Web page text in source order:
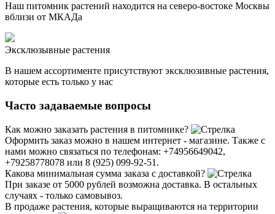
Наш питомник растений находится на северо-востоке Москвы
вблизи от МКАДа
Эксклюзывные растения
В нашем ассортименте присутствуют эксклюзивные растения,
которые есть только у нас
Часто задаваемые вопросы
Как можно заказать растения в питомнике?
Оформить заказ можно в нашем интернет - магазине. Также с
нами можно связаться по телефонам: +74956649042,
+79258778078 или 8 (925) 099-92-51.
Какова минимальная сумма заказа с доставкой?
При заказе от 5000 рублей возможна доставка. В остальных
случаях - только самовывоз.
В продаже растения, которые выращиваются на территории